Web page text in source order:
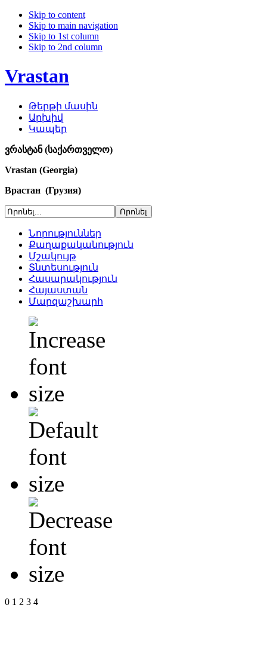
Skip to content
Skip to main navigation
Skip to 1st column
Skip to 2nd column
Vrastan
Թերթի մասին
Արխիվ
Կապեր
ვრასტან (საქართველო)
Vrastan (Georgia)
Врастан (Грузия)
Նորություններ
Քաղաքականություն
Մշակույթ
Տնտեսություն
Հասարակություն
Հայաստան
Մարզաշխարհ
0 1 2 3 4